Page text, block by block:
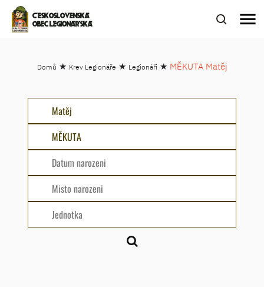
ČESKOSLOVENSKÁ
OBEC LEGIONÁŘSKÁ
menu
Domů ★ Krev Legionáře ★ Legionáři ★ MĚKUTA Matěj